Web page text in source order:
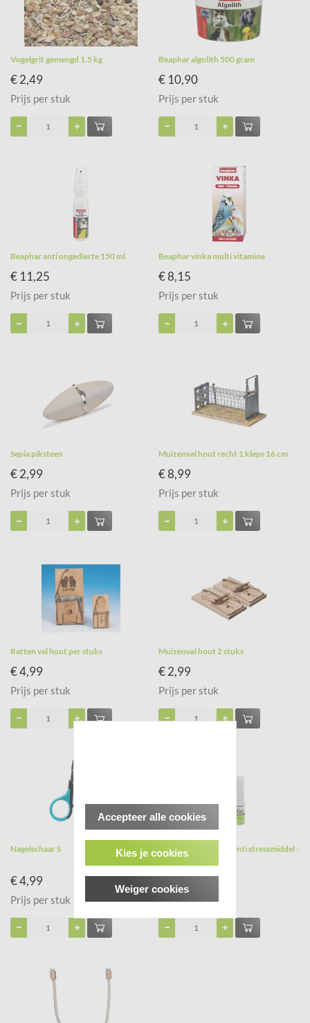
Vogelgrit gemengd 1.5 kg
€ 2,49
Prijs per stuk
Beaphar algolith 500 gram
€ 10,90
Prijs per stuk
Beaphar anti ongedierte 150 ml
€ 11,25
Prijs per stuk
Beaphar vinka multi vitamine
€ 8,15
Prijs per stuk
Sepia piksteen
€ 2,99
Prijs per stuk
Muizenval hout recht 1 kleps 16 cm
€ 8,99
Prijs per stuk
Ratten val hout per stuks
€ 4,99
Prijs per stuk
Muizenval hout 2 stuks
€ 2,99
Prijs per stuk
Nagelschaar S
€ 4,99
Prijs per stuk
Pet Remedy Spray - Anti stressmiddel -
15 ml
€ 9,99
Prijs per stuk
Accepteer alle cookies
Kies je cookies
Weiger cookies